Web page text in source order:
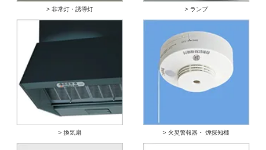
> 非常灯・誘導灯 > ランプ
> 換気扇 > 火災警報器・ 煙探知機